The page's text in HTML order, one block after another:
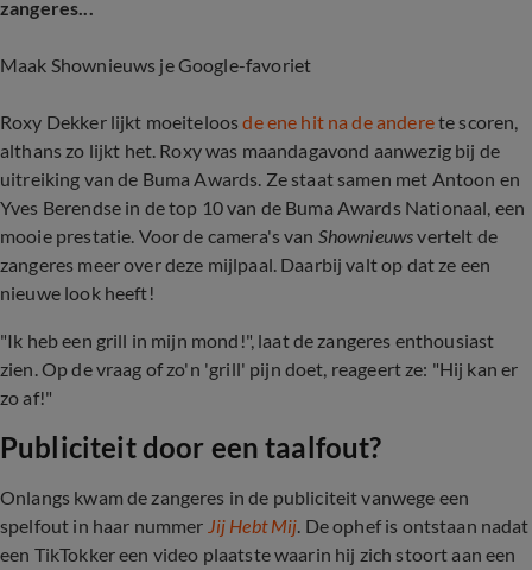
zangeres...
Maak Shownieuws je Google-favoriet
Roxy Dekker lijkt moeiteloosde ene hit na de anderete scoren,
althans zo lijkt het. Roxy was maandagavond aanwezig bij de
uitreiking van de Buma Awards. Ze staat samen met Antoon en
Yves Berendse in de top 10 van de Buma Awards Nationaal, een
mooie prestatie. Voor de camera's van Shownieuwsvertelt de
zangeres meer over deze mijlpaal. Daarbij valt op dat ze een
nieuwe look heeft!
"Ik heb een grill in mijn mond!", laat de zangeres enthousiast
zien. Op de vraag of zo'n 'grill' pijn doet, reageert ze: "Hij kan er
zo af!"
Publiciteit door een taalfout?
Onlangs kwam de zangeres in de publiciteit vanwege een
spelfout in haar nummer Jij Hebt Mij. De ophef is ontstaan nadat
een TikTokker een video plaatste waarin hij zich stoort aan een